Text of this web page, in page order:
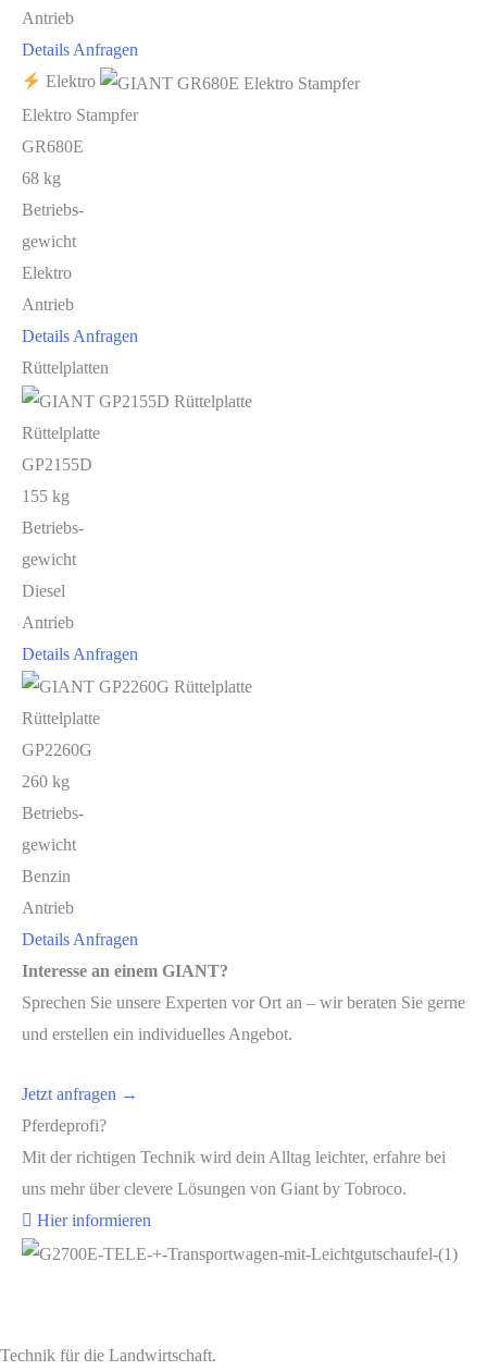
Antrieb
Details Anfragen
Elektro
Elektro Stampfer
GR680E
68 kg
Betriebs-
gewicht
Elektro
Antrieb
Details Anfragen
Rüttelplatten
Rüttelplatte
GP2155D
155 kg
Betriebs-
gewicht
Diesel
Antrieb
Details Anfragen
Rüttelplatte
GP2260G
260 kg
Betriebs-
gewicht
Benzin
Antrieb
DetailsAnfragen
Interesse an einem GIANT?
Sprechen Sie unsere Experten vor Ort an – wir beraten Sie gerne
und erstellen ein individuelles Angebot.
Jetzt anfragen →
Pferdeprofi?
Mit der richtigen Technik wird dein Alltag leichter, erfahre bei
uns mehr über clevere Lösungen von Giant by Tobroco.
Hier informieren
Technik für die Landwirtschaft.